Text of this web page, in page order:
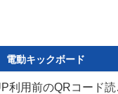
電動キックボード
LUUP